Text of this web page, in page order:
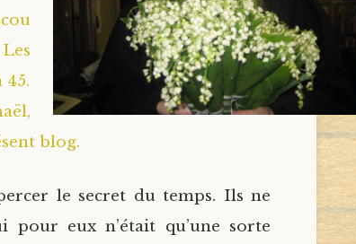
45.
blog.
le secret du temps. Ils ne
pour eux n’était qu’une sorte